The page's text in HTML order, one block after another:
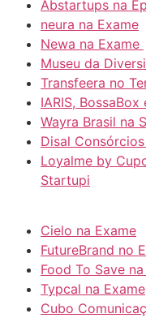
Abstartups na
neura na Exame
Newa na Exame
Museu da
Transfeera no
IARIS,
Wayra Brasil na
Disal
Loyalme by
Startupi
Cielo na Exame
FutureBrand no
Food To Save
Typcal na Exame
Cubo